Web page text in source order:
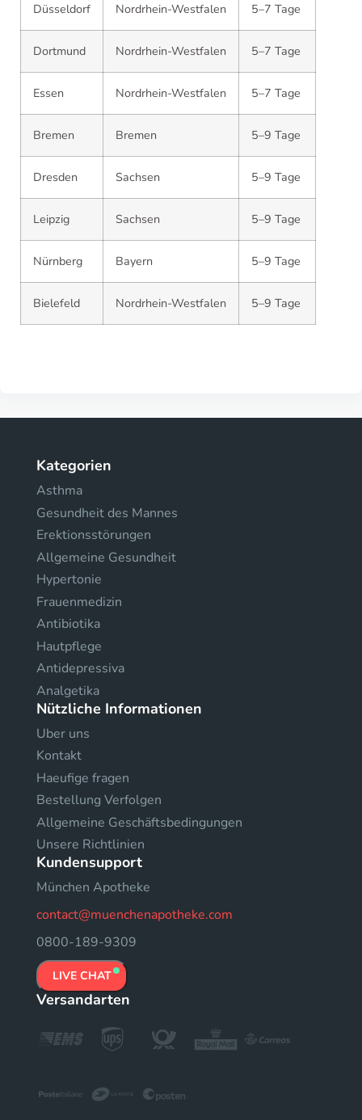
Düsseldorf Nordrhein-Westfalen 5–7 Tage
Dortmund Nordrhein-Westfalen 5–7 Tage
Essen Nordrhein-Westfalen 5–7 Tage
Bremen Bremen 5–9 Tage
Dresden Sachsen 5–9 Tage
Leipzig Sachsen 5–9 Tage
Nürnberg Bayern 5–9 Tage
Bielefeld Nordrhein-Westfalen 5–9 Tage
Kategorien
Asthma
Gesundheit des Mannes
Erektionsstörungen
Allgemeine Gesundheit
Hypertonie
Frauenmedizin
Antibiotika
Hautpflege
Antidepressiva
Analgetika
Nützliche Informationen
Uber uns
Kontakt
Haeufige fragen
Bestellung Verfolgen
Allgemeine Geschäftsbedingungen
Unsere Richtlinien
Kundensupport
München Apotheke
contact@muenchenapotheke.com
0800-189-9309
LIVE CHAT
Versandarten